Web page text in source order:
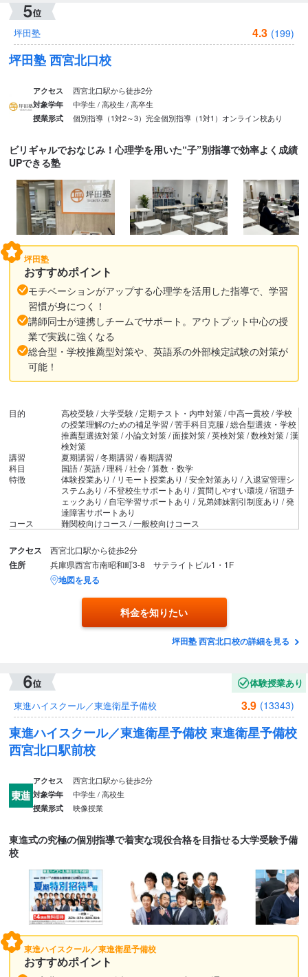
坪田塾 4.3 (199)
坪田塾 西宮北口校
アクセス 西宮北口駅から徒歩2分
対象学年 中学生 / 高校生 / 高卒生
授業形式 個別指導（1対2～3） 完全個別指導（1対1） オンライン校あり
ビリギャルでおなじみ！心理学を用いた“子”別指導で効率よく成績
UPできる塾
坪田塾
おすすめポイント
モチベーションがアップする心理学を活用した指導で、学習
習慣が身につく！
講師同士が連携しチームでサポート。アウトプット中心の授
業で実践に強くなる
総合型・学校推薦型対策や、英語系の外部検定試験の対策が
可能！
目的
高校受験 / 大学受験 / 定期テスト・内申対策 / 中高一貫校 / 学校
の授業理解のための補足学習 / 苦手科目克服 / 総合型選抜・学校
推薦型選抜対策 / 小論文対策 / 面接対策 / 英検対策 / 数検対策 / 漢
検対策
講習
夏期講習 / 冬期講習 / 春期講習
科目
国語 / 英語 / 理科 / 社会 / 算数・数学
特徴
体験授業あり / リモート授業あり / 安全対策あり / 入退室管理シ
ステムあり / 不登校生サポートあり / 質問しやすい環境 / 宿題チ
ェックあり / 自宅学習サポートあり / 兄弟姉妹割引制度あり / 発
達障害サポートあり
コース
難関校向けコース / 一般校向けコース
アクセス 西宮北口駅から徒歩2分
住所 兵庫県西宮市南昭和町3-8 サテライトビル1・1F
地図を見る
料金を知りたい
坪田塾 西宮北口校の詳細を見る
体験授業あり
東進ハイスクール／東進衛星予備校
3.9 (13343)
東進ハイスクール／東進衛星予備校 東進衛星予備校
西宮北口駅前校
アクセス 西宮北口駅から徒歩2分
対象学年 中学生 / 高校生
授業形式 映像授業
東進式の究極の個別指導で着実な現役合格を目指せる大学受験予備
校
東進ハイスクール／東進衛星予備校
おすすめポイント